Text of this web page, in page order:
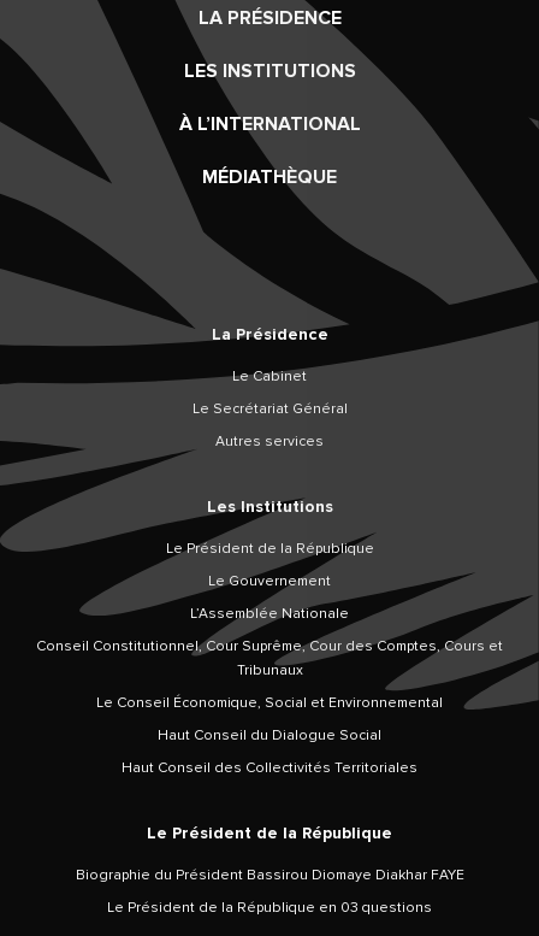
LA PRÉSIDENCE
LES INSTITUTIONS
À L’INTERNATIONAL
MÉDIATHÈQUE
La Présidence
Le Cabinet
Le Secrétariat Général
Autres services
Les Institutions
Le Président de la République
Le Gouvernement
L’Assemblée Nationale
Conseil Constitutionnel, Cour Suprême, Cour des Comptes, Cours et
Tribunaux
Le Conseil Économique, Social et Environnemental
Haut Conseil du Dialogue Social
Haut Conseil des Collectivités Territoriales
Le Président de la République
Biographie du Président Bassirou Diomaye Diakhar FAYE
Le Président de la République en 03 questions